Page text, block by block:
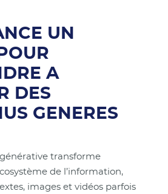
UN
A
DES
GENERES
générative transforme
de l’information,
images et vidéos parfois